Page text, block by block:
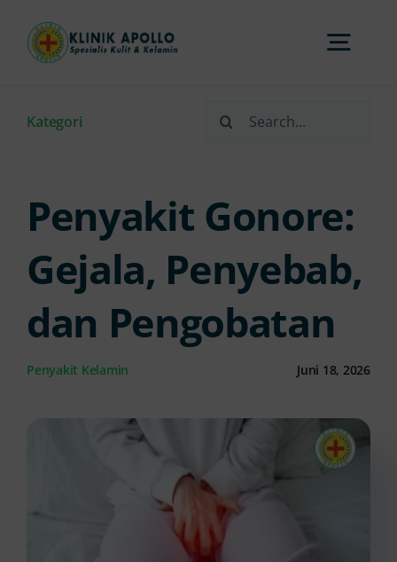
Home
Layanan
FAQs
Kontak Kami
Kategori
Search
Penyakit Gonore:
Gejala, Penyebab,
dan Pengobatan
Penyakit Kelamin Juni 18, 2026